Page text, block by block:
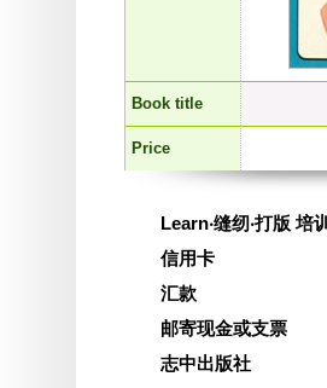
Book title
Price
Learn‧缝纫‧打版 培
信用卡
汇款
邮寄现金或支票
志中出版社